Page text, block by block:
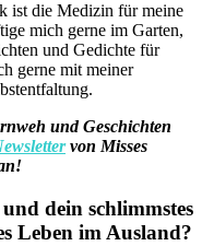
ist die Medizin für meine
mich gerne im Garten,
und Gedichte für
gerne mit meiner
und Geschichten
von Misses
dein schlimmstes
Leben im Ausland?